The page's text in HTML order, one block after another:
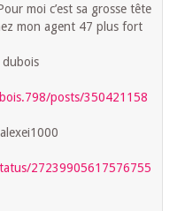
moi c’est sa grosse tête
mon agent 47 plus fort
posts/350421158
27239905617576755